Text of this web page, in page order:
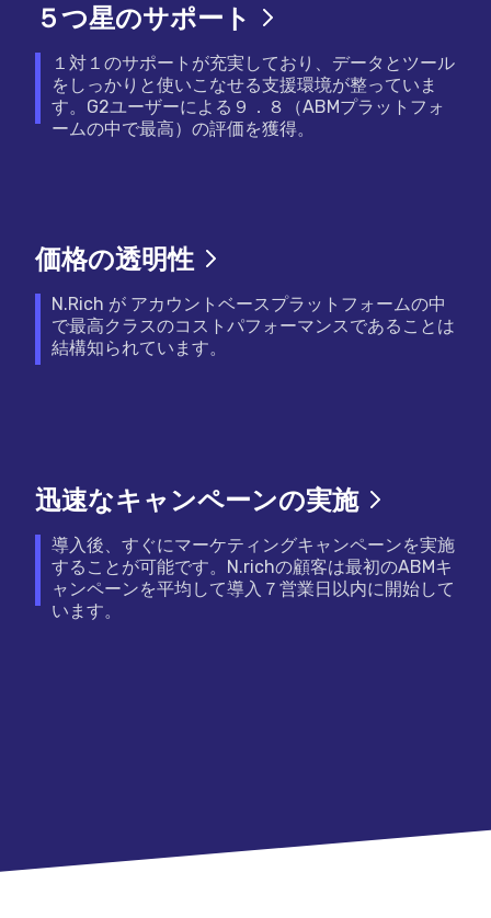
５つ星のサポート
１対１のサポートが充実しており、データとツール
をしっかりと使いこなせる支援環境が整っていま
す。G2ユーザーによる９．８（ABMプラットフォ
ームの中で最高）の評価を獲得。
価格の透明性
N.Rich が アカウントベースプラットフォームの中
で最高クラスのコストパフォーマンスであることは
結構知られています。
迅速なキャンペーンの実施
導入後、すぐにマーケティングキャンペーンを実施
することが可能です。N.richの顧客は最初のABMキ
ャンペーンを平均して導入７営業日以内に開始して
います。